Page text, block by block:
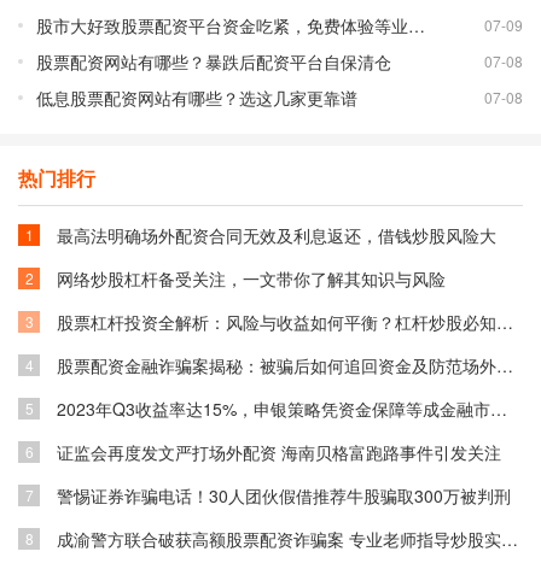
股市大好致股票配资平台资金吃紧，免费体验等业务调整 07-09
股票配资网站有哪些？暴跌后配资平台自保清仓 07-08
低息股票配资网站有哪些？选这几家更靠谱 07-08
热门排行
1 最高法明确场外配资合同无效及利息返还，借钱炒股风险大
2 网络炒股杠杆备受关注，一文带你了解其知识与风险
3 股票杠杆投资全解析：风险与收益如何平衡？杠杆炒股必知技巧
4 股票配资金融诈骗案揭秘：被骗后如何追回资金及防范场外配资风险
5 2023年Q3收益率达15%，申银策略凭资金保障等成金融市场关注焦点
6 证监会再度发文严打场外配资 海南贝格富跑路事件引发关注
7 警惕证券诈骗电话！30人团伙假借推荐牛股骗取300万被判刑
8 成渝警方联合破获高额股票配资诈骗案 专业老师指导炒股实为骗局